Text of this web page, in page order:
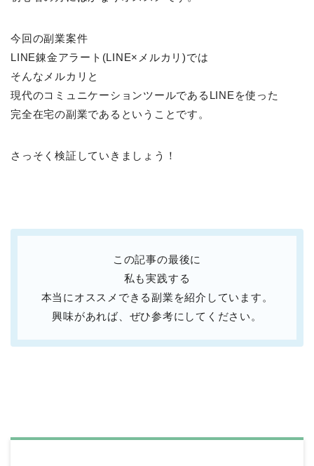
今回の副業案件
LINE錬金アラート(LINE×メルカリ)では
そんなメルカリと
現代のコミュニケーションツールであるLINEを使った
完全在宅の副業であるということです。
さっそく検証していきましょう！
この記事の最後に
私も実践する
本当にオススメできる副業を紹介しています。
興味があれば、ぜひ参考にしてください。